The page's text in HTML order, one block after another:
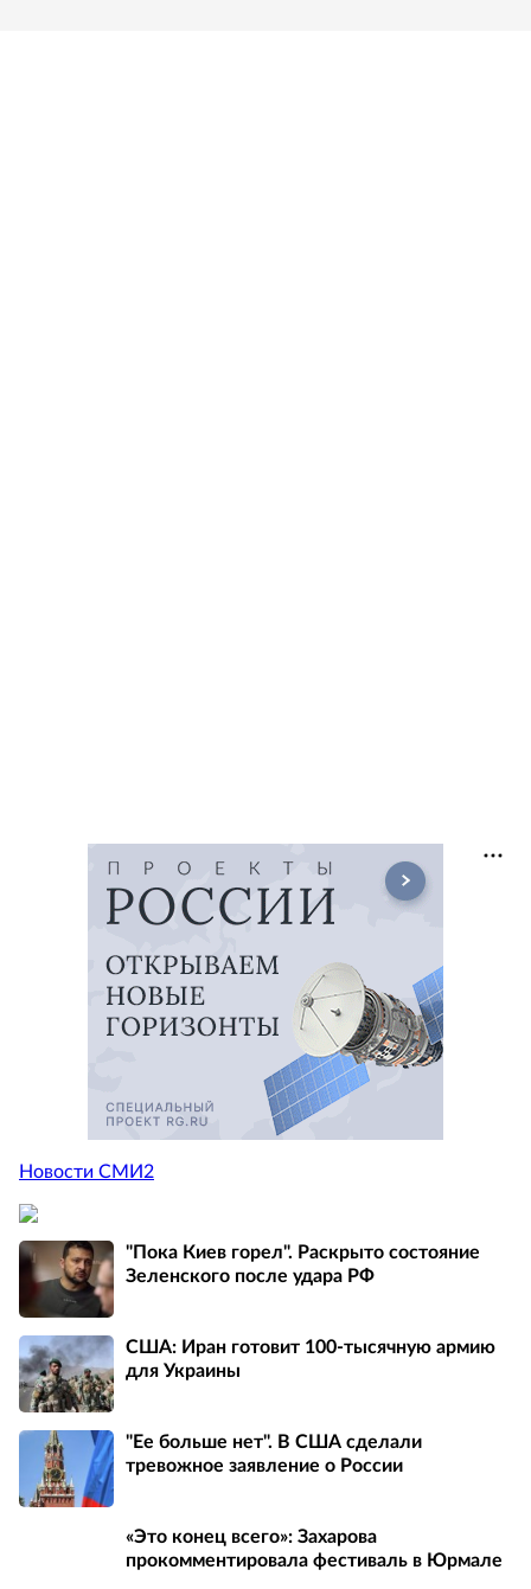
Новости СМИ2
"Пока Киев горел". Раскрыто состояние
Зеленского после удара РФ
США: Иран готовит 100-тысячную армию
для Украины
"Ее больше нет". В США сделали
тревожное заявление о России
«Это конец всего»: Захарова
прокомментировала фестиваль в Юрмале